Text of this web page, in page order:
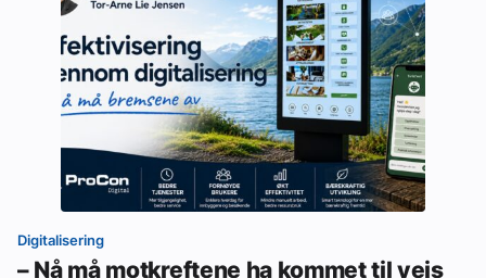
Digitalisering
– Nå må motkreftene ha kommet til veis